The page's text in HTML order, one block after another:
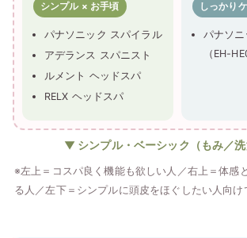
シンプル × お手頃
パナソニック スパイラル
アデランス スパニスト
ルメント ヘッドスパ
RELX ヘッドスパ
しっかり
パナソニ
（EH-
▼ シンプル・ベーシック（もみ／洗
※左上＝コスパ良く機能も欲しい人／右上＝体感
る人／左下＝シンプルに頭皮をほぐしたい人向け